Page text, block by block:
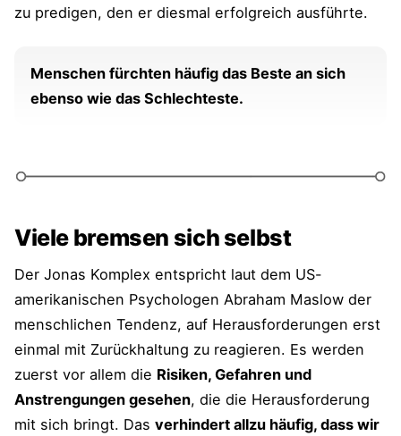
Bücher über Jonas Komplex
Zusatzbuchempfehlung
Weitere Beiträge, Übungen und Downloads
zu predigen, den er diesmal erfolgreich ausführte.
Menschen fürchten häufig das Beste an sich
ebenso wie das Schlechteste.
Viele bremsen sich selbst
Der Jonas Komplex entspricht laut dem US-
amerikanischen Psychologen Abraham Maslow der
menschlichen Tendenz, auf Herausforderungen erst
einmal mit Zurückhaltung zu reagieren. Es werden
zuerst vor allem die Risiken, Gefahren und
Anstrengungen gesehen, die die Herausforderung
mit sich bringt. Das verhindert allzu häufig, dass wir